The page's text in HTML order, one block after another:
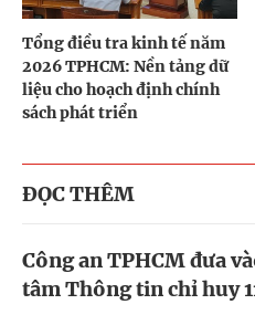
Tổng điều tra kinh tế năm
2026 TPHCM: Nền tảng dữ
liệu cho hoạch định chính
sách phát triển
ĐỌC THÊM
Công an TPHCM đưa
tâm Thông tin chỉ huy